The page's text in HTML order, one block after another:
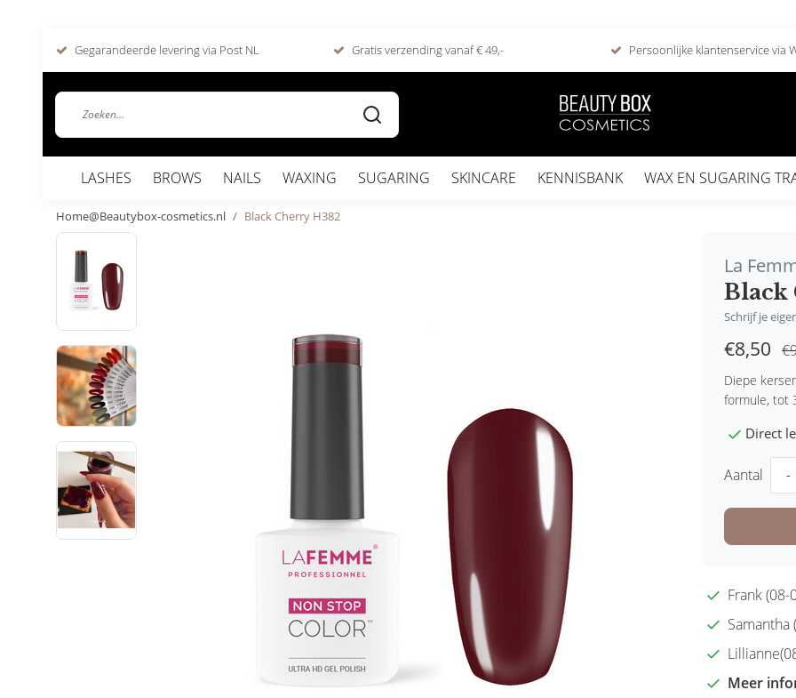
Gegarandeerde levering via Post NL Gratis verzending vanaf € 49,- Persoonlijke klantenservice via
LASHES BROWS NAILS WAXING SUGARING SKINCARE KENNISBANK WAX EN SUGARING
Home@Beautybox-cosmetics.nl Black Cherry H382
La
Black
Schrijf je
€8,50
Diepe
formule, tot
Direct
Aantal -
Frank
Meer